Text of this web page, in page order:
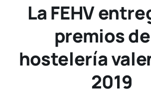
La FEHV
premios
hostelería
2019